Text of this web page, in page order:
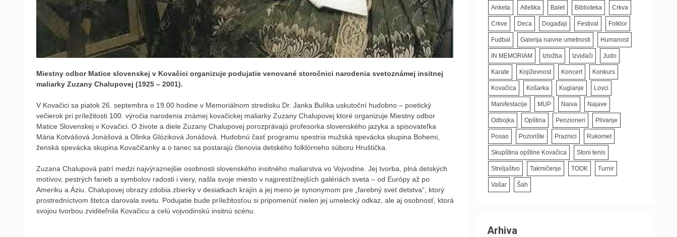
Miestny odbor Matice slovenskej v Kovačici organizuje podujatie venované storočnici narodenia svetoznámej insitnej
maliarky Zuzany Chalupovej (1925 – 2001).
V Kovačici sa piatok 26. septembra o 19.00 hodine v Memoriálnom stredisku Dr. Janka Bulíka uskutoční hudobno – poetický
večierok pri príležitosti 100. výročia narodenia známej kovačickej maliarky Zuzany Chalupovej ktoré organizuje Miestny odbor
Matice Slovenskej v Kovačici. O živote a diele Zuzany Chalupovej porozprávajú profesorka slovenského jazyka a spisovateľka
Mária Kotvášová Jonášová a Olinka Glóziková Jonášová. Hudobnú časť programu spestria mužská spevácka skupina Bohemi,
ženská spevácka skupina Kovačičanky a o tanec sa postarajú členovia detského folklórneho súboru Hruštička.
Zuzana Chalupová patrí medzi najvýraznejšie osobnosti slovenského insitného maliarstva vo Vojvodine. Jej tvorba, plná detských
motívov, pestrých farieb a symbolov radosti i viery, našla svoje miesto v najprestížnejších galériách sveta – od Európy až po
Ameriku a Áziu. Chalupovej obrazy zdobia zbierky v desiatkach krajín a jej meno je synonymom pre „farebný svet detstva“, ktorý
prostredníctvom štetca darovala svetu. Podujatie bude príležitosťou si pripomenúť nielen jej umelecký odkaz, ale aj osobnosť, ktorá
svojou tvorbou zviditeľnila Kovačicu a celú vojvodinskú insitnú scénu.
Anketa Atletika Balet Biblioteka Crkva
Crkve Deca Događaji Festival Folklor
Fudbal Galerija naivne umetnosti Humanost
IN MEMORIAM Izložba Izviđači Judo
Karate Književnost Koncert Konkurs
Kovačica Košarka Kuglanje Lovci
Manifestacije MUP Naiva Najave
Odbojka Opština Penzioneri Plivanje
Posao Pozorište Praznici Rukomet
Skupština opštine Kovačica Stoni tenis
Streljaštvo Takmičenje TOOK Turnir
Vašar Šah
Arhiva